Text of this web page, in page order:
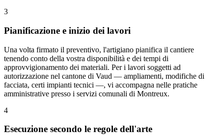
3
Pianificazione e inizio dei lavori
Una volta firmato il preventivo, l'artigiano pianifica il cantiere
tenendo conto della vostra disponibilità e dei tempi di
approvvigionamento dei materiali. Per i lavori soggetti ad
autorizzazione nel cantone di Vaud — ampliamenti, modifiche di
facciata, certi impianti tecnici —, vi accompagna nelle pratiche
amministrative presso i servizi comunali di Montreux.
4
Esecuzione secondo le regole dell'arte